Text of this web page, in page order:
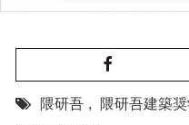
隈研吾 , 隈研吾建築